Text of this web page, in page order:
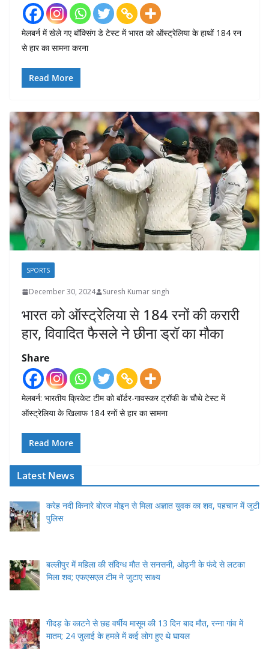
मेलबर्न में खेले गए बॉक्सिंग डे टेस्ट में भारत को ऑस्ट्रेलिया के हाथों 184 रन
से हार का सामना करना
Read More
SPORTS
December 30, 2024 Suresh Kumar singh
भारत को ऑस्ट्रेलिया से 184 रनों की करारी
हार, विवादित फैसले ने छीना ड्रॉ का मौका
Share
मेलबर्न: भारतीय क्रिकेट टीम को बॉर्डर-गावस्कर ट्रॉफी के चौथे टेस्ट में
ऑस्ट्रेलिया के खिलाफ 184 रनों से हार का सामना
Read More
Latest News
करेह नदी किनारे बोरज मोइन से मिला अज्ञात युवक का शव, पहचान में जुटी
पुलिस
बल्लीपुर में महिला की संदिग्ध मौत से सनसनी, ओढ़नी के फंदे से लटका
मिला शव; एफएसएल टीम ने जुटाए साक्ष्य
गीदड़ के काटने से छह वर्षीय मासूम की 13 दिन बाद मौत, रन्ना गांव में
मातम; 24 जुलाई के हमले में कई लोग हुए थे घायल